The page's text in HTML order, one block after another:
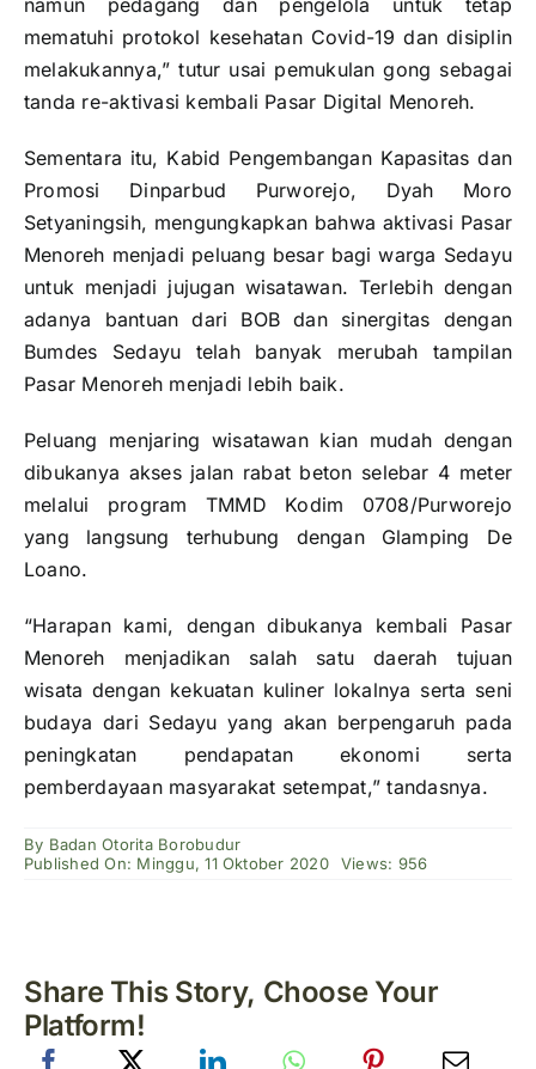
namun pedagang dan pengelola untuk tetap
mematuhi protokol kesehatan Covid-19 dan disiplin
melakukannya,” tutur usai pemukulan gong sebagai
tanda re-aktivasi kembali Pasar Digital Menoreh.
Sementara itu, Kabid Pengembangan Kapasitas dan
Promosi Dinparbud Purworejo, Dyah Moro
Setyaningsih, mengungkapkan bahwa aktivasi Pasar
Menoreh menjadi peluang besar bagi warga Sedayu
untuk menjadi jujugan wisatawan. Terlebih dengan
adanya bantuan dari BOB dan sinergitas dengan
Bumdes Sedayu telah banyak merubah tampilan
Pasar Menoreh menjadi lebih baik.
Peluang menjaring wisatawan kian mudah dengan
dibukanya akses jalan rabat beton selebar 4 meter
melalui program TMMD Kodim 0708/Purworejo
yang langsung terhubung dengan Glamping De
Loano.
“Harapan kami, dengan dibukanya kembali Pasar
Menoreh menjadikan salah satu daerah tujuan
wisata dengan kekuatan kuliner lokalnya serta seni
budaya dari Sedayu yang akan berpengaruh pada
peningkatan pendapatan ekonomi serta
pemberdayaan masyarakat setempat,” tandasnya.
By Badan Otorita Borobudur
Published On: Minggu, 11 Oktober 2020
Views: 956
Share This Story, Choose Your
Platform!